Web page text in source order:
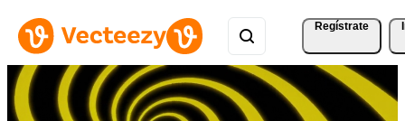
Regístrate